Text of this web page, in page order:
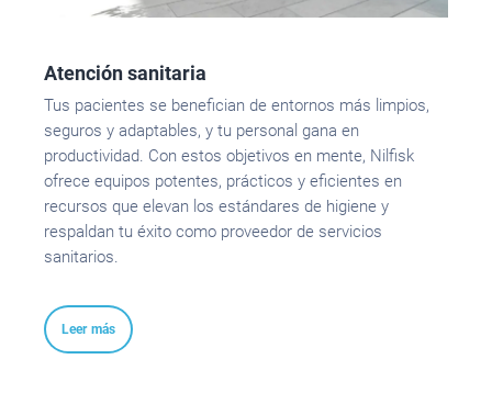
Atención sanitaria
Tus pacientes se benefician de entornos más limpios,
seguros y adaptables, y tu personal gana en
productividad. Con estos objetivos en mente, Nilfisk
ofrece equipos potentes, prácticos y eficientes en
recursos que elevan los estándares de higiene y
respaldan tu éxito como proveedor de servicios
sanitarios.
Leer más